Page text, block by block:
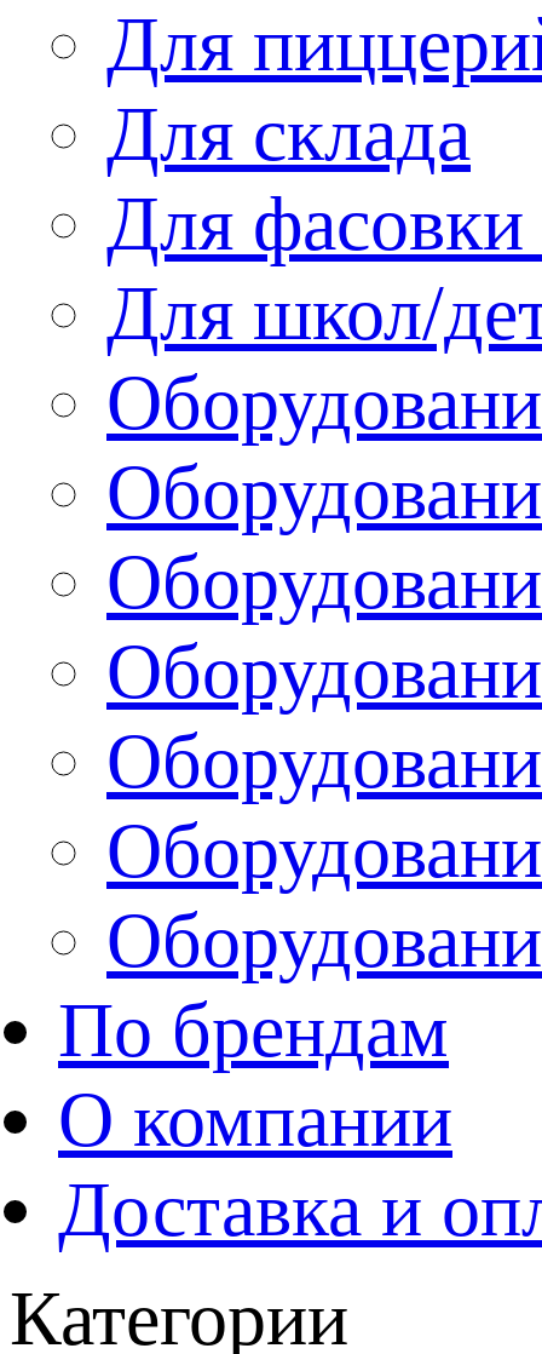
Для
Для склада
Для фасовки
Для школ/
По брендам
О компании
Доставка и
Категории